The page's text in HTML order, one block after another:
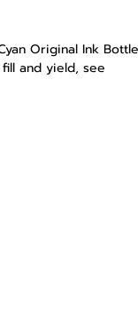
Original Ink
and yield, see